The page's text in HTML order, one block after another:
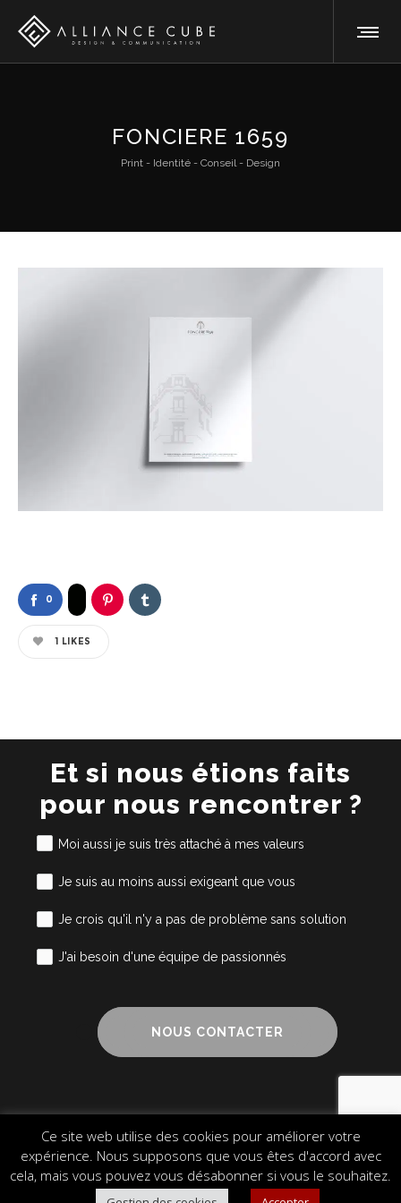
FONCIERE 1659
Print - Identité - Conseil - Design
0
1 LIKES
Et si nous étions faits
pour nous rencontrer ?
Moi aussi je suis très attaché à mes valeurs
Je suis au moins aussi exigeant que vous
Je crois qu'il n'y a pas de problème sans solution
J'ai besoin d'une équipe de passionnés
NOUS CONTACTER
Mentions légales Cookies
Plan du site
© 2024 Alliance Cube – Design & Communication
Ce site web utilise des cookies pour améliorer votre
expérience. Nous supposons que vous êtes d'accord avec
cela, mais vous pouvez vous désabonner si vous le souhaitez.